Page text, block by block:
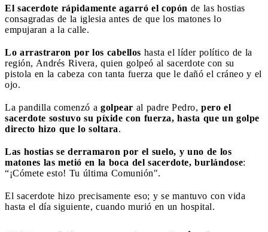
El sacerdote rápidamente agarró el copón de las hostias
consagradas de la iglesia antes de que los matones lo
empujaran a la calle.
Lo arrastraron por los cabellos hasta el líder político de la
región, Andrés Rivera, quien golpeó al sacerdote con su
pistola en la cabeza con tanta fuerza que le dañó el cráneo y el
ojo.
La pandilla comenzó a golpear al padre Pedro, pero el
sacerdote sostuvo su píxide con fuerza, hasta que un golpe
directo hizo que lo soltara.
Las hostias se derramaron por el suelo, y uno de los
matones las metió en la boca del sacerdote, burlándose:
“¡Cómete esto! Tu última Comunión".
El sacerdote hizo precisamente eso; y se mantuvo con vida
hasta el día siguiente, cuando murió en un hospital.